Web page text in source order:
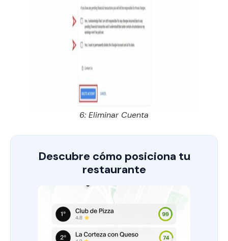
6: Eliminar Cuenta
Descubre cómo posiciona tu
restaurante